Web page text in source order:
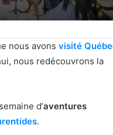
nous avons visité
nous redécouvrons la
d’aventures
.